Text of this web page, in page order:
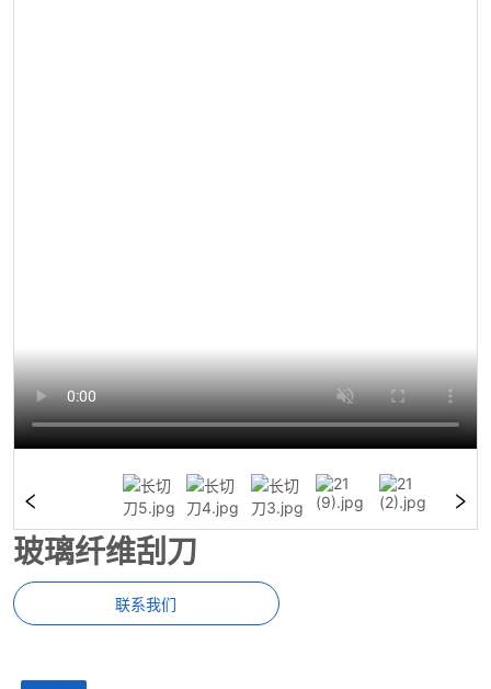
玻璃纤维刮刀
联系我们